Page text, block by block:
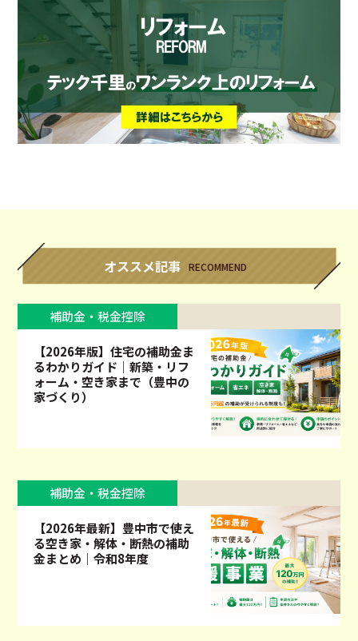
オススメ記事 RECOMMEND
補助金・税金控除
【2026年版】住宅の補助金ま
るわかりガイド｜新築・リフ
ォーム・空き家まで（豊中の
家づくり）
補助金・税金控除
【2026年最新】豊中市で使え
る空き家・解体・断熱の補助
金まとめ｜令和8年度